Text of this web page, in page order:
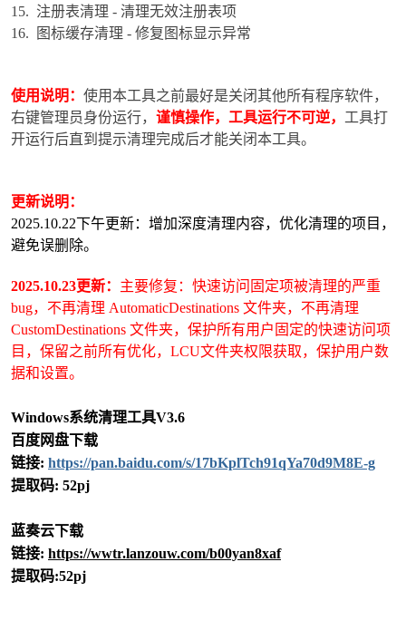
po
jie.
15. 注册表清理 - 清理无效注册表项
16. 图标缓存清理 - 修复图标显示异常
使用说明： 使用本工具之前最好是关闭其他所有程序软件，
右键管理员身份运行， 谨慎操作，工具运行不可逆， 工具打
开运行后直到提示清理完成后才能关闭本工具。
更新说明：
2025.10.22下午更新：增加深度清理内容，优化清理的项目，
避免误删除。
2025.10.23更新： 主要修复：快速访问固定项被清理的严重
bug，不再清理 AutomaticDestinations 文件夹，不再清理
CustomDestinations 文件夹，保护所有用户固定的快速访问项
目，保留之前所有优化，LCU文件夹权限获取，保护用户数
据和设置。
Windows系统清理工具V3.6
百度网盘下载
链接: https://pan.baidu.com/s/17bKplTch91qYa70d9M8E-g
提取码: 52pj
蓝奏云下载
链接: https://wwtr.lanzouw.com/b00yan8xaf
提取码:52pj